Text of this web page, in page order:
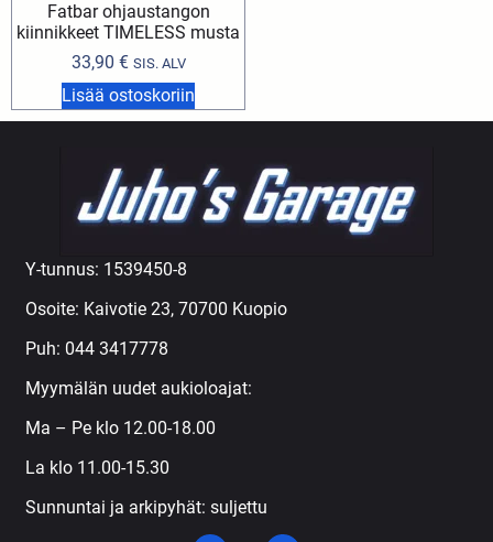
Fatbar ohjaustangon
kiinnikkeet TIMELESS musta
33,90 € SIS. ALV
Lisää ostoskoriin
Y-tunnus: 1539450-8
Osoite: Kaivotie 23, 70700 Kuopio
Puh: 044 3417778
Myymälän uudet aukioloajat:
Ma – Pe klo 12.00-18.00
La klo 11.00-15.30
Sunnuntai ja arkipyhät: suljettu